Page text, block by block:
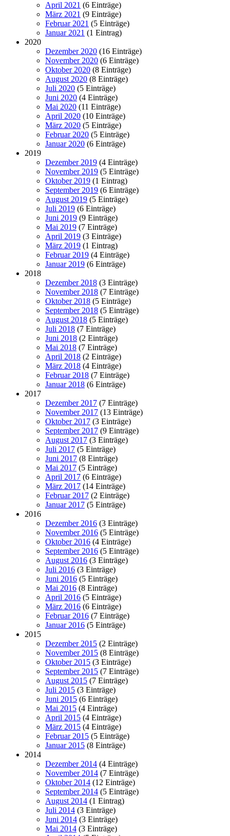
April 2021 (6 Einträge)
März 2021 (9 Einträge)
Februar 2021 (5 Einträge)
Januar 2021 (1 Eintrag)
2020
Dezember 2020 (16 Einträge)
November 2020 (6 Einträge)
Oktober 2020 (8 Einträge)
August 2020 (8 Einträge)
Juli 2020 (5 Einträge)
Juni 2020 (4 Einträge)
Mai 2020 (11 Einträge)
April 2020 (10 Einträge)
März 2020 (5 Einträge)
Februar 2020 (5 Einträge)
Januar 2020 (6 Einträge)
2019
Dezember 2019 (4 Einträge)
November 2019 (5 Einträge)
Oktober 2019 (1 Eintrag)
September 2019 (6 Einträge)
August 2019 (5 Einträge)
Juli 2019 (6 Einträge)
Juni 2019 (9 Einträge)
Mai 2019 (7 Einträge)
April 2019 (3 Einträge)
März 2019 (1 Eintrag)
Februar 2019 (4 Einträge)
Januar 2019 (6 Einträge)
2018
Dezember 2018 (3 Einträge)
November 2018 (7 Einträge)
Oktober 2018 (5 Einträge)
September 2018 (5 Einträge)
August 2018 (5 Einträge)
Juli 2018 (7 Einträge)
Juni 2018 (2 Einträge)
Mai 2018 (7 Einträge)
April 2018 (2 Einträge)
März 2018 (4 Einträge)
Februar 2018 (7 Einträge)
Januar 2018 (6 Einträge)
2017
Dezember 2017 (7 Einträge)
November 2017 (13 Einträge)
Oktober 2017 (3 Einträge)
September 2017 (9 Einträge)
August 2017 (3 Einträge)
Juli 2017 (5 Einträge)
Juni 2017 (8 Einträge)
Mai 2017 (5 Einträge)
April 2017 (6 Einträge)
März 2017 (14 Einträge)
Februar 2017 (2 Einträge)
Januar 2017 (5 Einträge)
2016
Dezember 2016 (3 Einträge)
November 2016 (5 Einträge)
Oktober 2016 (4 Einträge)
September 2016 (5 Einträge)
August 2016 (3 Einträge)
Juli 2016 (3 Einträge)
Juni 2016 (5 Einträge)
Mai 2016 (8 Einträge)
April 2016 (5 Einträge)
März 2016 (6 Einträge)
Februar 2016 (7 Einträge)
Januar 2016 (5 Einträge)
2015
Dezember 2015 (2 Einträge)
November 2015 (8 Einträge)
Oktober 2015 (3 Einträge)
September 2015 (7 Einträge)
August 2015 (7 Einträge)
Juli 2015 (3 Einträge)
Juni 2015 (6 Einträge)
Mai 2015 (4 Einträge)
April 2015 (4 Einträge)
März 2015 (4 Einträge)
Februar 2015 (5 Einträge)
Januar 2015 (8 Einträge)
2014
Dezember 2014 (4 Einträge)
November 2014 (7 Einträge)
Oktober 2014 (12 Einträge)
September 2014 (5 Einträge)
August 2014 (1 Eintrag)
Juli 2014 (3 Einträge)
Juni 2014 (3 Einträge)
Mai 2014 (3 Einträge)